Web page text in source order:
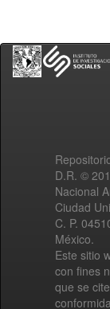
D.R. ©
Nacional
Ciudad
C. P.
México.
Este sitio
con fines
que se